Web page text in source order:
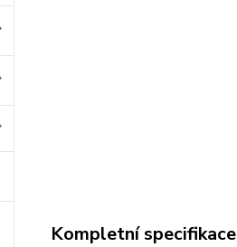
Kompletní specifikace